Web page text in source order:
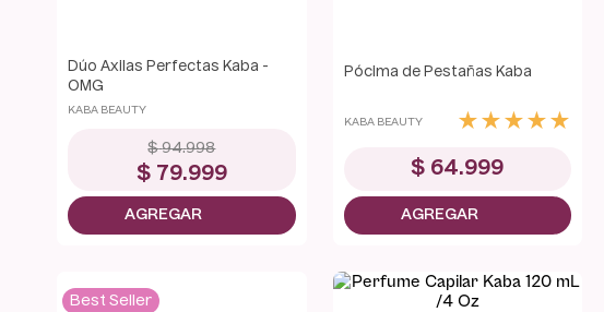
Dúo Axilas Perfectas Kaba -
OMG
KABA BEAUTY
$ 94.998
$ 79.999
Pócima de Pestañas Kaba
KABA BEAUTY ★ ★ ★ ★ ★
$ 64.999
Best Seller